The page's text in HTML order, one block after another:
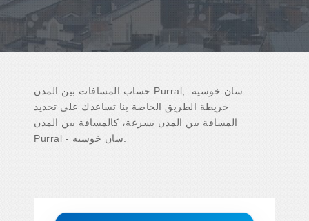
حساب المسافات بين المدن Purral, سان خوسيه.
خريطة الطريق الخاصة بنا تساعدك على تحديد
المسافة بين المدن بسرعة، كالمسافة بين المدن